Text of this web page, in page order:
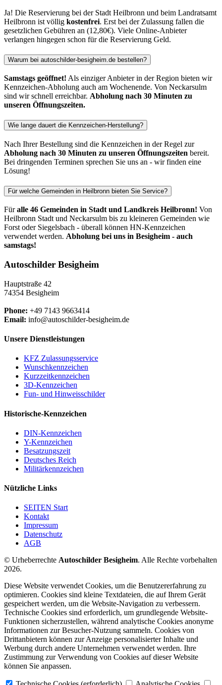
Ja! Die Reservierung bei der Stadt Heilbronn und beim Landratsamt
Heilbronn ist völlig kostenfrei. Erst bei der Zulassung fallen die
gesetzlichen Gebühren an (12,80€). Viele Online-Anbieter
verlangen hingegen schon für die Reservierung Geld.
Warum bei autoschilder-besigheim.de bestellen?
Samstags geöffnet! Als einziger Anbieter in der Region bieten wir
Kennzeichen-Abholung auch am Wochenende. Von Neckarsulm
sind wir schnell erreichbar. Abholung nach 30 Minuten zu
unseren Öffnungszeiten.
Wie lange dauert die Kennzeichen-Herstellung?
Nach Ihrer Bestellung sind die Kennzeichen in der Regel zur
Abholung nach 30 Minuten zu unseren Öffnungszeiten bereit.
Bei dringenden Terminen sprechen Sie uns an - wir finden eine
Lösung!
Für welche Gemeinden in Heilbronn bieten Sie Service?
Füralle 46 Gemeinden in Stadt und Landkreis Heilbronn! Von
Heilbronn Stadt und Neckarsulm bis zu kleineren Gemeinden wie
Forst oder Siegelsbach - überall können HN-Kennzeichen
verwendet werden. Abholung bei uns in Besigheim - auch
samstags!
Autoschilder Besigheim
Hauptstraße 42
74354 Besigheim
Phone: +49 7143 9663414
Email: info@autoschilder-besigheim.de
Unsere Dienstleistungen
KFZ Zulassungsservice
Wunschkennzeichen
Kurzzeitkennzeichen
3D-Kennzeichen
Fun- und Hinweisschilder
Historische-Kennzeichen
DIN-Kennzeichen
Y-Kennzeichen
Besatzungszeit
Deutsches Reich
Militärkennzeichen
Nützliche Links
SEITEN Start
Kontakt
Impressum
Datenschutz
AGB
© Urheberrechte Autoschilder Besigheim. Alle Rechte vorbehalten
2026.
Diese Website verwendet Cookies, um die Benutzererfahrung zu
optimieren. Cookies sind kleine Textdateien, die auf Ihrem Gerät
gespeichert werden, um die Website-Navigation zu verbessern.
Technische Cookies sind erforderlich, um grundlegende Website-
Funktionen sicherzustellen, während analytische Cookies anonyme
Informationen zur Besucher-Nutzung sammeln. Cookies von
Drittanbietern können zur Anzeige personalisierter Inhalte und
Werbung durch andere Unternehmen verwendet werden. Ihre
Zustimmung zur Verwendung von Cookies auf dieser Website
können Sie anpassen.